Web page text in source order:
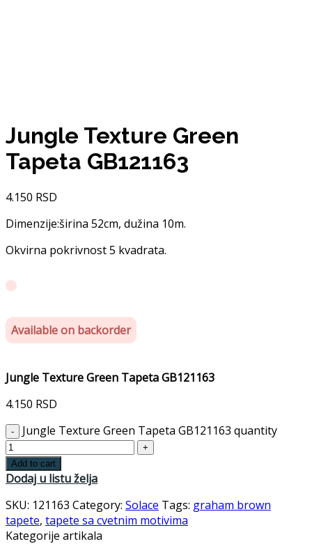
Jungle Texture Green
Tapeta GB121163
4.150 RSD
Dimenzije:širina 52cm, dužina 10m.
Okvirna pokrivnost 5 kvadrata.
Available on backorder
Jungle Texture Green Tapeta GB121163
4.150 RSD
Jungle Texture Green Tapeta GB121163 quantity
Add to cart
Dodaj u listu želja
SKU: 121163 Category: Solace Tags: graham brown
tapete, tapete sa cvetnim motivima
Kategorije artikala